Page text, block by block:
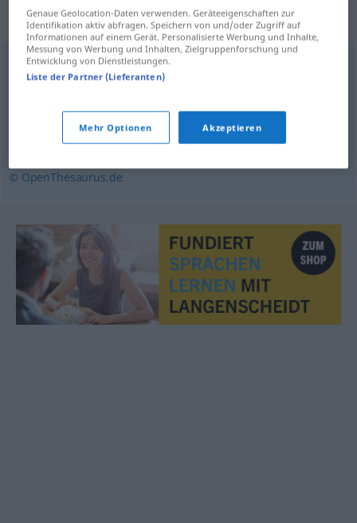
Synonyme für "befürworten"
begrüßen,billigen,zustimmen
anpreisen,(sich) einsetzen (für),unterstützen,
empfehlen
© OpenThesaurus.de
Genaue Geolocation-Daten verwenden. Geräteeigenschaften zur
Identifikation aktiv abfragen. Speichern von und/oder Zugriff auf
Informationen auf einem Gerät. Personalisierte Werbung und Inhalte,
Messung von Werbung und Inhalten, Zielgruppenforschung und
Entwicklung von Dienstleistungen.
Liste der Partner (Lieferanten)
Mehr Optionen Akzeptieren